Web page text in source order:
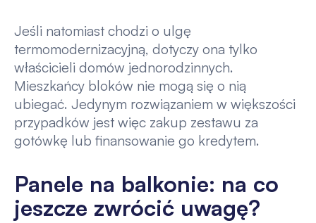
Jeśli natomiast chodzi o ulgę
termomodernizacyjną, dotyczy ona tylko
właścicieli domów jednorodzinnych.
Mieszkańcy bloków nie mogą się o nią
ubiegać. Jedynym rozwiązaniem w większości
przypadków jest więc zakup zestawu za
gotówkę lub finansowanie go kredytem.
Panele na balkonie: na co
jeszcze zwrócić uwagę?